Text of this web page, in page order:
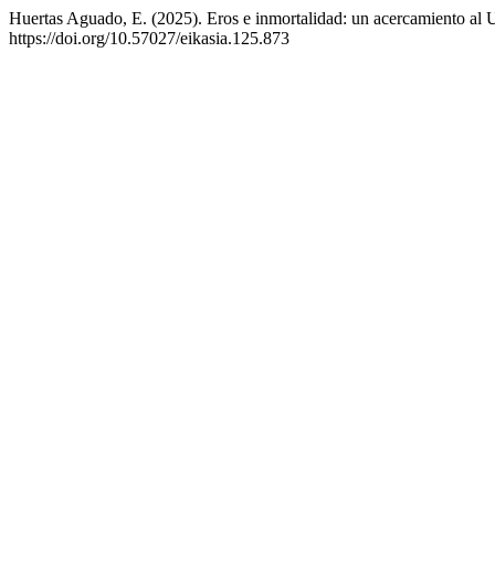
Huertas Aguado, E. (2025). Eros e inmortalidad: un acercamiento al
https://doi.org/10.57027/eikasia.125.873